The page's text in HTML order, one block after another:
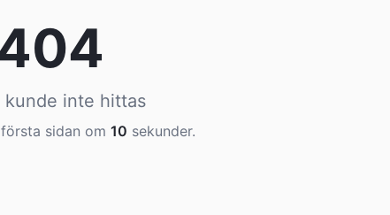
kunde inte hittas
första sidan om9sekunder.